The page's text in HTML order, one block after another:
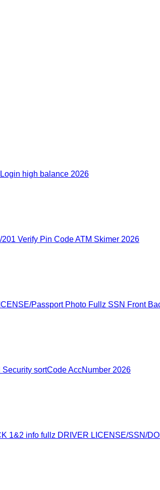
high balance 2026
Verify Pin Code ATM Skimer 2026
Passport Photo Fullz SSN Front
sortCode AccNumber 2026
1&2 info fullz DRIVER LICENSE/SSN/